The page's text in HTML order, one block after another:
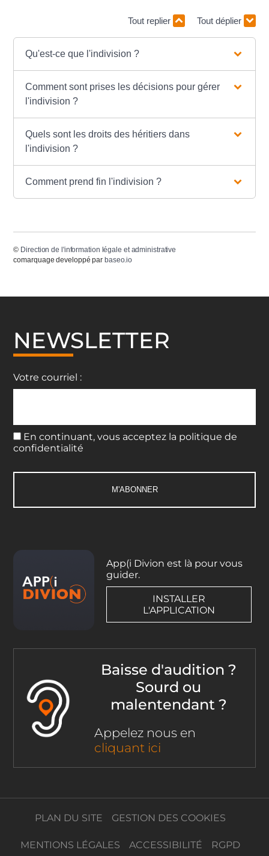
Tout replier Tout déplier
Qu'est-ce que l'indivision ?
Comment sont prises les décisions pour gérer
l'indivision ?
Quels sont les droits des héritiers dans
l'indivision ?
Comment prend fin l'indivision ?
© Direction de l'information légale et administrative
comarquage developpé par baseo.io
NEWSLETTER
Votre courriel :
En continuant, vous acceptez la politique de
confidentialité
App(i Divion est là pour vous
guider.
INSTALLER
L'APPLICATION
Baisse d'audition ?
Sourd ou
malentendant ?
Appelez nous en
cliquant ici
PLAN DU SITE GESTION DES COOKIES
MENTIONS LÉGALES ACCESSIBILITÉ RGPD